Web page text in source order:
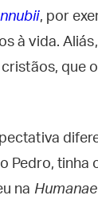
, por
à vida.
que
Pedro, tinha
na